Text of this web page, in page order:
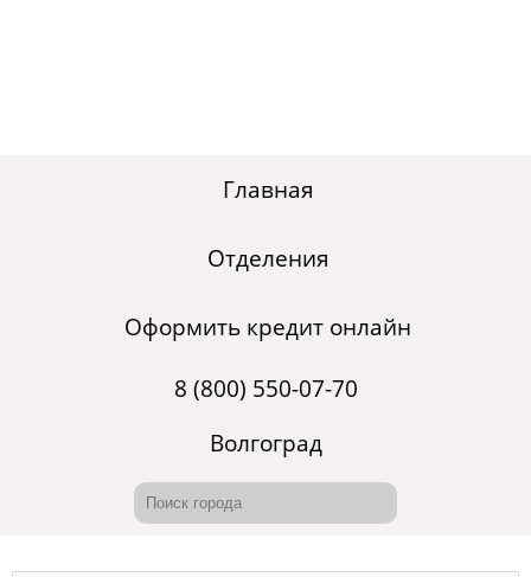
Главная
Отделения
Оформить кредит онлайн
8 (800) 550-07-70
Волгоград